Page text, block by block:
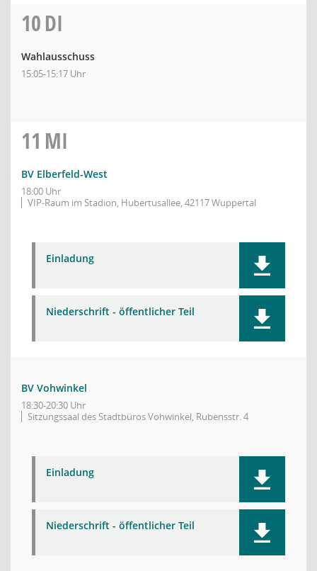
10DI
Wahlausschuss
15:05-15:17 Uhr
11 MI
BV Elberfeld-West
18:00 Uhr
VIP-Raum im Stadion, Hubertusallee, 42117 Wuppertal
Einladung
Niederschrift - öffentlicher Teil
BV Vohwinkel
18:30-20:30 Uhr
Sitzungssaal des Stadtbüros Vohwinkel, Rubensstr. 4
Einladung
Niederschrift - öffentlicher Teil